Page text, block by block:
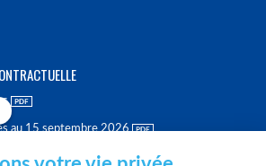
au 15 septembre 2026